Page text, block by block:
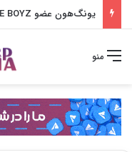
یونگ‌هون عضو THE BOYZ به آژانس جدید پیوست
منو